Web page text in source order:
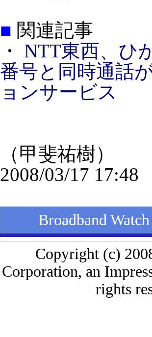
■ 関連記事
・ NTT東西、ひ
番号と同時通話
ョンサービス
（甲斐祐樹）
2008/03/17 17:48
Broadband
Copyright (c)
Corporation, an
rights